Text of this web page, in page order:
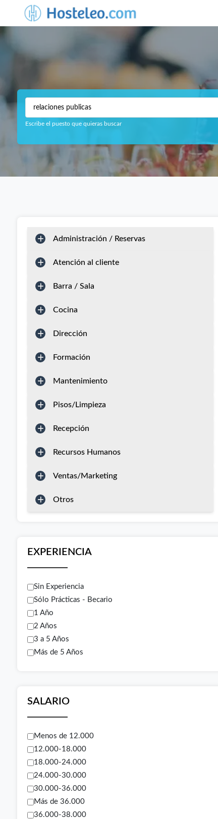
Escribe el puesto que quieras buscar
Administración / Reservas
Atención al cliente
Barra / Sala
Cocina
Dirección
Formación
Mantenimiento
Pisos/Limpieza
Recepción
Recursos Humanos
Ventas/Marketing
Otros
EXPERIENCIA
Sin Experiencia
Sólo Prácticas - Becario
1 Año
2 Años
3 a 5 Años
Más de 5 Años
SALARIO
Menos de 12.000
12.000-18.000
18.000-24.000
24.000-30.000
30.000-36.000
Más de 36.000
36.000-38.000